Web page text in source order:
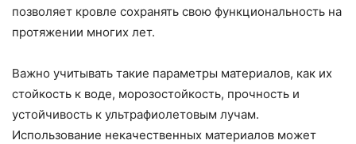
позволяет кровле сохранять свою функциональность на
протяжении многих лет.
Важно учитывать такие параметры материалов, как их
стойкость к воде, морозостойкость, прочность и
устойчивость к ультрафиолетовым лучам.
Использование некачественных материалов может